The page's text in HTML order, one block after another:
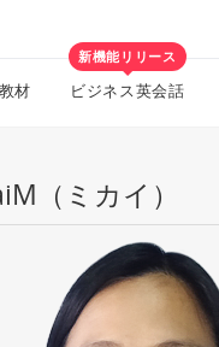
材
新機能リリース
ビジネス英会話
（ミカイ）